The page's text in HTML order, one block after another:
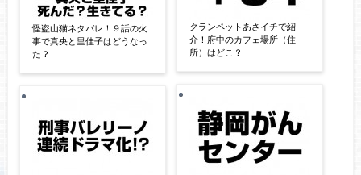
怪盗山猫ネタバレ！９話の火
事で真央と里佳子はどうなっ
た？
クランペットあさイチで紹
介！府中のカフェ場所（住
所）はどこ？